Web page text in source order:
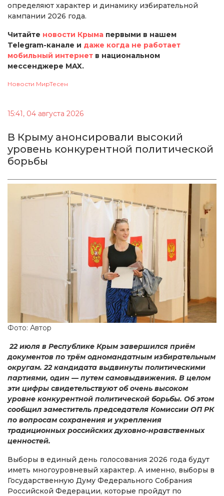
определяют характер и динамику избирательной
кампании 2026 года.
Читайте новости Крыма первыми в нашем
Telegram-канале и даже когда не работает
мобильный интернет в национальном
мессенджере MAX.
Новости МирТесен
15:41, 04 августа 2026
В Крыму анонсировали высокий
уровень конкурентной политической
борьбы
Фото: Автор
22 июля в Республике Крым завершился приём
документов по трём одномандатным избирательным
округам. 22 кандидата выдвинуты политическими
партиями, один — путем самовыдвижения. В целом
эти цифры свидетельствуют об очень высоком
уровне конкурентной политической борьбы. Об этом
сообщил заместитель председателя Комиссии ОП РК
по вопросам сохранения и укрепления
традиционных российских духовно-нравственных
ценностей.
Выборы в единый день голосования 2026 года будут
иметь многоуровневый характер. А именно, выборы в
Государственную Думу Федерального Собрания
Российской Федерации, которые пройдут по